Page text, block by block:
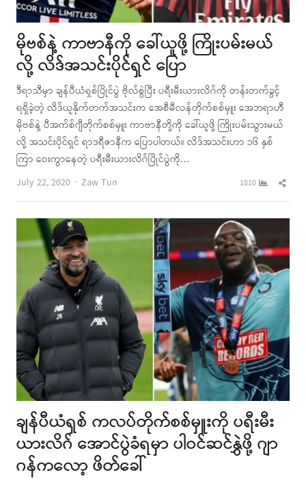
မိုဗစ်နဲ့ ကာဗာနီကို ခေါ်ယူဖို့ ကြိုးပမ်းမယ်
လို့ လိဒ်အသင်းပိုင်ရှင် ပြော
ဒီရာသီမှာ ချန်ပီယံရှစ်ပြိုင်ပွဲ ဗိုလ်စွဲပြီး ပရီးမီးယားလိဂ်ကို တန်းတက်ခွင့်
ရရှိခဲ့တဲ့ လိဒ်ယူနိုက်တက်အသင်းက အေစီမီလန်တိုက်စစ်မှူး အေဘရာဟီ
မိုဗစ်နဲ့ ပီအက်စ်ဂျီတိုက်စစ်မှူး ကာဗာနီတို့ကို ခေါ်ယူဖို့ ကြိုးပမ်းသွားမယ်
လို့ အသင်းပိုင်ရှင် ရာဒရီဇာနီက ပြောပါတယ်။ လိဒ်အသင်းဟာ ၁၆ နှစ်
ကြာ ဝေးကွာနေတဲ့ ပရီးမီးယားလိဂ်ပြိုင်ပွဲကို…
July 22, 2020
Author
Zaw Tun 1810
ချန်ပီယံရှစ် ကလပ်တိုက်စစ်မှူးကို ပရီးမီး
ယားလိဂ် အောင်ပွဲခံရမှာ ပါဝင်ဆင်နွှဲဖို့ ဂျာ
ဂန်ကလော့ ဖိတ်ခေါ်